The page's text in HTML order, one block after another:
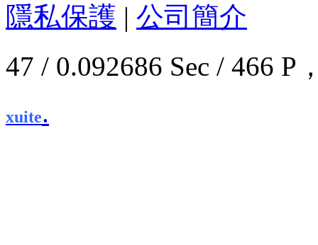
隱私保護 | 公司簡介
47 / 0.092686 Sec / 466
xuite.